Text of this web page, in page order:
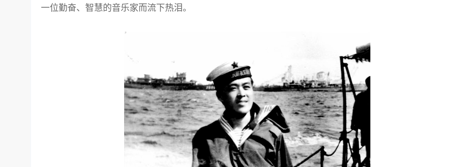
一位勤奋、智慧的音乐家而流下热泪。